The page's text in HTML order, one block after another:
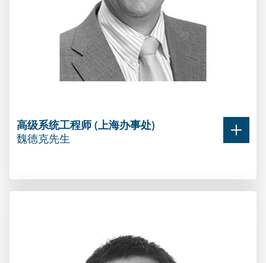
高级系统工程师 (上海办事处)
魏德克先生
高级系统工程师 (上海办事处)
理领域的科技及开发前沿，先后在行业一些最优
秀的咨询顾问机构里任职。